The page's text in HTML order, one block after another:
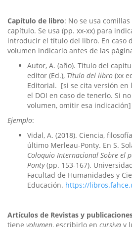
Capítulo de libro: No se usa
capítulo. Se usa (pp. xx-xx) para
introducir el título del libro. En caso
volumen indicarlo antes de las
Autor, A. (año). Título del
editor (Ed.), Título del libro (xx
Editorial. [si se cita versión en
el DOI en caso de tenerlo. Si
volumen, omitir esa indicación]
Ejemplo:
Vidal, A. (2018). Ciencia,
último Merleau-Ponty. En S.
Coloquio Internacional Sobre el
Ponty(pp. 153-167).
Facultad de Humanidades y
Educación. https://
Artículos de Revistas y
tiene volumen, escribirlo en cursiva y